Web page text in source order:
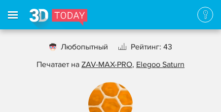
Любопытный
Рейтинг: 43
Печатает на ZAV-MAX-PRO, Elegoo Saturn